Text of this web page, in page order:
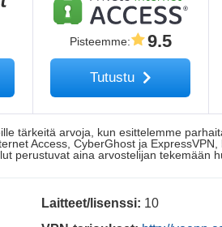
Pisteemme: 9.5
Tutustu
tärkeitä arvoja, kun esittelemme
Access, CyberGhost ja
perustuvat aina arvostelijan tekemään
Laitteet/lisenssi: 10